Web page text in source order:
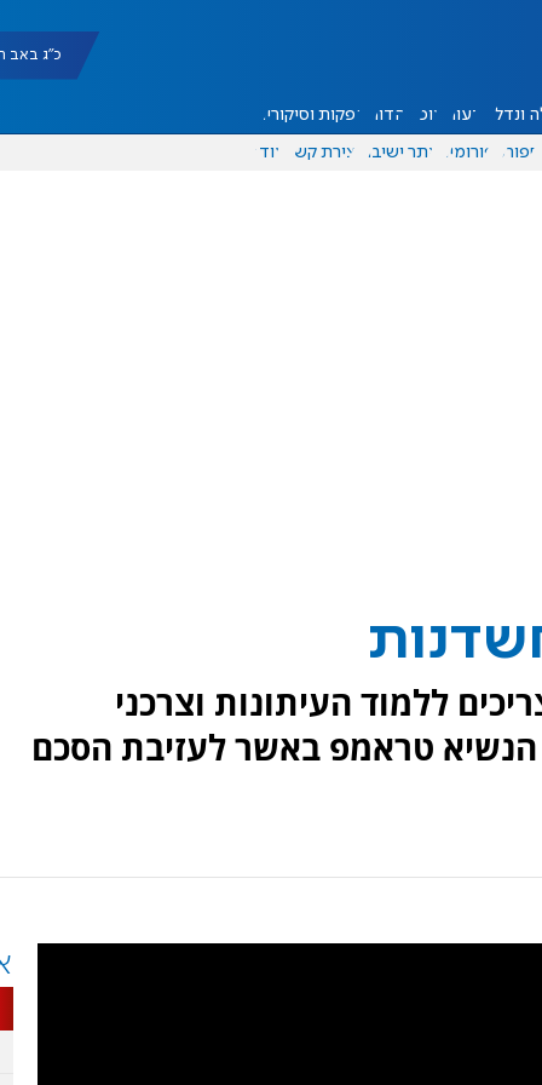
כ"ג באב תשפ"ו
ונדל"ן דעות אוכל יהדות הפקות וסיקורים
ספורט פורומים אתר ישיבה יצירת קשר עוד
ללמוד העיתונות וצרכני
טראמפ באשר לעזיבת הסכם